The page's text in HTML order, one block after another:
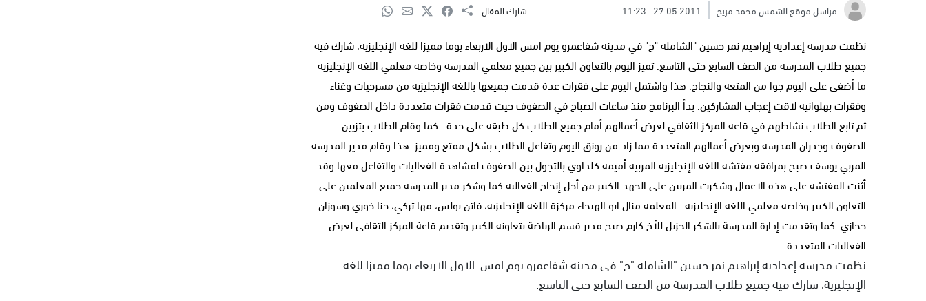
مراسل موقع الشمس محمد مريح 27.05.2011
11:23 شارك المقال
نظمت مدرسة إعدادية إبراهيم نمر حسين "الشاملة "ج" في مدينة شفاعمرو يوم امس الاول الاربعاء يوما مميزا للغة الإنجليزية، شارك فيه
جميع طلاب المدرسة من الصف السابع حتى التاسع. تميز اليوم بالتعاون الكبير بين جميع معلمي المدرسة وخاصة معلمي اللغة الإنجليزية
ما أضفى على اليوم جوا من المتعة والنجاح. هذا واشتمل اليوم على فقرات عدة قدمت جميعها باللغة الإنجليزية من مسرحيات وغناء
وفقرات بهلوانية لاقت إعجاب المشاركين. بدأ البرنامج منذ ساعات الصباح في الصفوف حيث قدمت فقرات متعددة داخل الصفوف ومن
ثم تابع الطلاب نشاطهم في قاعة المركز الثقافي لعرض أعمالهم أمام جميع الطلاب كل طبقة على حدة . كما وقام الطلاب بتزيين
الصفوف وجدران المدرسة وبعرض أعمالهم المتعددة مما زاد من رونق اليوم وتفاعل الطلاب بشكل ممتع ومميز. هذا وقام مدير المدرسة
المربي يوسف صبح بمرافقة مفتشة اللغة الإنجليزية المربية أميمة كلداوي بالتجول بين الصفوف لمشاهدة الفعاليات والتفاعل معها وقد
أثنت المفتشة على هذه الاعمال وشكرت المربين على الجهد الكبير من أجل إنجاح الفعالية كما وشكر مدير المدرسة جميع المعلمين على
التعاون الكبير وخاصة معلمي اللغة الإنجليزية : المعلمة منال ابو الهيجاء مركزة اللغة الإنجليزية، فاتن بولس، مها تركي، حنا خوري وسوزان
حجازي. كما وتقدمت إدارة المدرسة بالشكر الجزيل للأخ كارم صبح مدير قسم الرياضة بتعاونه الكبير وتقديم قاعة المركز الثقافي لعرض
الفعاليات المتعددة.
نظمت مدرسة إعدادية إبراهيم نمر حسين "الشاملة "ج" في مدينة شفاعمرو يوم امس الاول الاربعاء يوما مميزا للغة
الإنجليزية، شارك فيه جميع طلاب المدرسة من الصف السابع حتى التاسع.